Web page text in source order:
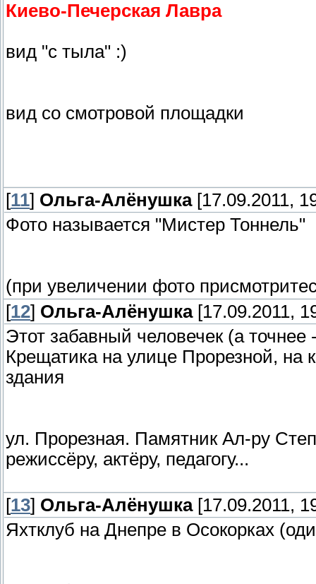
Киево-Печерская Лавра
вид "с тыла" :)
вид со смотровой площадки
[11] Ольга-Алёнушка[17.09.2011,
Фото называется "Мистер Тоннель"
(при увеличении фото
[12] Ольга-Алёнушка[17.09.2011,
Этот забавный человечек (а точнее
Крещатика на улице Прорезной, на
здания
ул. Прорезная. Памятник Ал-ру
режиссёру, актёру, педагогу...
[13] Ольга-Алёнушка[17.09.2011,
Яхтклуб на Днепре в Осокорках